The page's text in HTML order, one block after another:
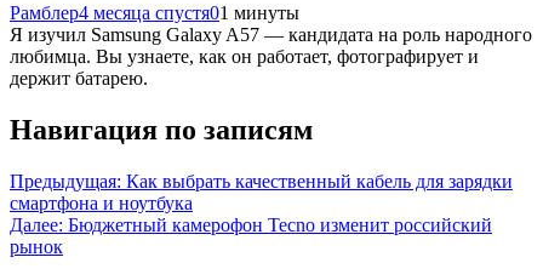
Рамблер4 месяца спустя01 минуты
Я изучил Samsung Galaxy A57 — кандидата на роль народного
любимца. Вы узнаете, как он работает, фотографирует и
держит батарею.
Навигация по записям
Предыдущая: Как выбрать качественный кабель для зарядки
смартфона и ноутбука
Далее: Бюджетный камерофон Tecno изменит российский
рынок